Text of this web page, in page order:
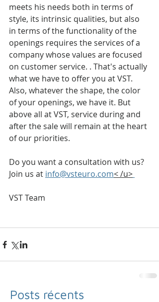
meets his needs both in terms of
style, its intrinsic qualities, but also
in terms of the functionality of the
openings requires the services of a
company whose values are focused
on customer service. . That's actually
what we have to offer you at VST.
Also, whatever the shape, the color
of your openings, we have it. But
above all at VST, service during and
after the sale will remain at the heart
of our priorities.
Do you want a consultation with us?
Join us at info@vsteuro.com< /u>
VST Team
Posts récents